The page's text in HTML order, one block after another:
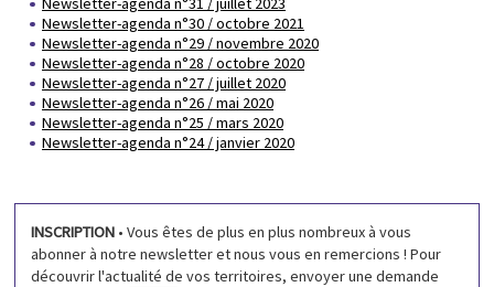
Newsletter-agenda n°30 / octobre 2021
Newsletter-agenda n°29 / novembre 2020
Newsletter-agenda n°28 / octobre 2020
Newsletter-agenda n°27 / juillet 2020
Newsletter-agenda n°26 / mai 2020
Newsletter-agenda n°25 / mars 2020
Newsletter-agenda n°24 / janvier 2020
INSCRIPTION • Vous êtes de plus en plus nombreux à vous
abonner à notre newsletter et nous vous en remercions ! Pour
découvrir l'actualité de vos territoires, envoyer une demande